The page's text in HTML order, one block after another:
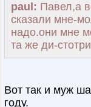
paul: Павел,а
сказали мне-
надо.они мне
та же ди-
Вот так и муж
году.